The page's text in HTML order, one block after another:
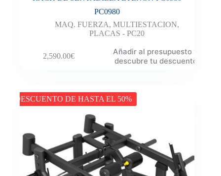
PC0980
MAQ. FUERZA,MULTIESTACION,
PLACAS - PC20
2,590.00€
Añadir al presupuesto y
descubre tu descuento
DESCUENTO DE HASTA EL 50%